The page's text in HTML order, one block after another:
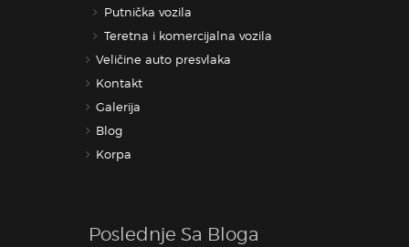
Putnička vozila
Teretna i komercijalna vozila
Veličine auto presvlaka
Kontakt
Galerija
Blog
Korpa
Poslednje Sa Bloga